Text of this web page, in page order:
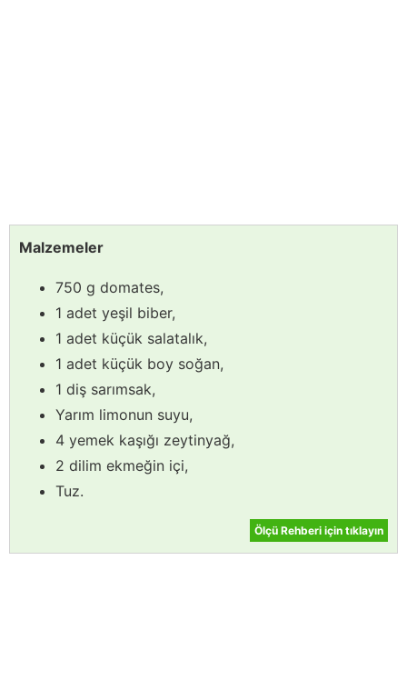
Malzemeler
750 g domates,
1 adet yeşil biber,
1 adet küçük salatalık,
1 adet küçük boy soğan,
1 diş sarımsak,
Yarım limonun suyu,
4 yemek kaşığı zeytinyağ,
2 dilim ekmeğin içi,
Tuz.
Ölçü Rehberi için tıklayın